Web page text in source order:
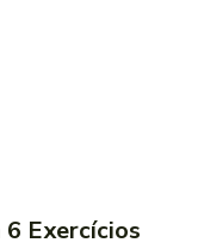
Exercícios